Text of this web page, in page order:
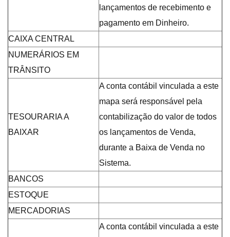
lançamentos de recebimento e
pagamento em Dinheiro.
CAIXA CENTRAL
NUMERÁRIOS EM
TRÂNSITO
TESOURARIA A
BAIXAR
A conta contábil vinculada a este
mapa será responsável pela
contabilização do valor de todos
os lançamentos de Venda,
durante a Baixa de Venda no
Sistema.
BANCOS
ESTOQUE
MERCADORIAS
A conta contábil vinculada a este